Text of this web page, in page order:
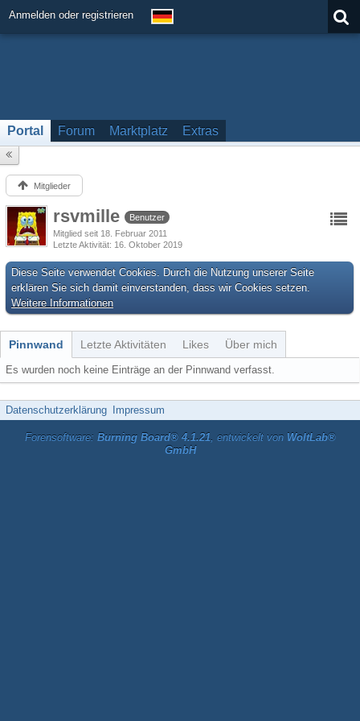
Anmelden oder registrieren
Portal Forum Marktplatz Extras
Mitglieder
rsvmille
Benutzer
Mitglied seit 18. Februar 2011
Letzte Aktivität 16. Oktober 2019
Diese Seite verwendet Cookies. Durch die Nutzung unserer Seite
erklären Sie sich damit einverstanden, dass wir Cookies setzen.
Weitere Informationen
Pinnwand Letzte Aktivitäten Likes Über mich
Es wurden noch keine Einträge an der Pinnwand verfasst.
Datenschutzerklärung Impressum
Forensoftware: Burning Board® 4.1.21, entwickelt von WoltLab®
GmbH